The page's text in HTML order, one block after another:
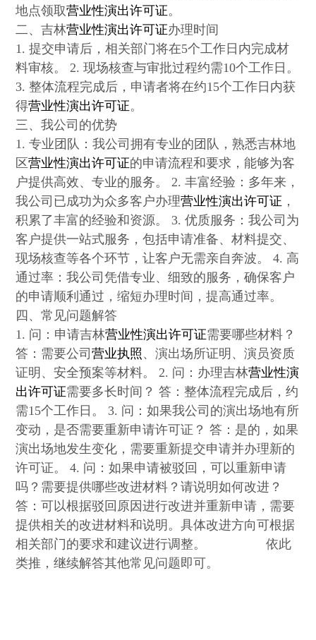
地点领取营业性演出许可证。
二、吉林营业性演出许可证办理时间
1. 提交申请后，相关部门将在5个工作日内完成材
料审核。 2. 现场核查与审批过程约需10个工作日。
3. 整体流程完成后，申请者将在约15个工作日内获
得营业性演出许可证。
三、我公司的优势
1. 专业团队：我公司拥有专业的团队，熟悉吉林地
区营业性演出许可证的申请流程和要求，能够为客
户提供高效、专业的服务。 2. 丰富经验：多年来，
我公司已成功为众多客户办理营业性演出许可证 ，
积累了丰富的经验和资源。 3. 优质服务：我公司为
客户提供一站式服务，包括申请准备、材料提交、
现场核查等各个环节，让客户无需亲自奔波。 4. 高
通过率：我公司凭借专业、细致的服务，确保客户
的申请顺利通过，缩短办理时间，提高通过率。
四、常见问题解答
1. 问：申请吉林营业性演出许可证需要哪些材料？
答：需要公司营业执照 、演出场所证明、演员资质
证明、安全预案等材料。 2. 问：办理吉林营业性演
出许可证需要多长时间？ 答：整体流程完成后，约
需15个工作日。 3. 问：如果我公司的演出场地有所
变动，是否需要重新申请许可证？ 答：是的，如果
演出场地发生变化，需要重新提交申请并办理新的
许可证。 4. 问：如果申请被驳回，可以重新申请
吗？需要提供哪些改进材料？请说明如何改进？
答：可以根据驳回原因进行改进并重新申请，需要
提供相关的改进材料和说明。具体改进方向可根据
相关部门的要求和建议进行调整。 ​​ ​​ ​​ ​​ ​​ ​​ ​​ ​​ ​​ ​​ ​​ ​​ ​​ ​​ ​​ ​​ 依此
类推，继续解答其他常见问题即可。